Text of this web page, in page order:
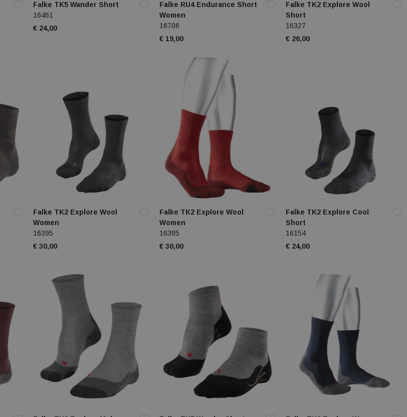
Falke TK5 Wander Short
16461
€ 24,00
Falke RU4 Endurance Short
Women
16706
€ 19,00
Falke TK2 Explore Wool
Short
16327
€ 26,00
Falke TK2 Explore Wool
Women
16395
€ 30,00
Falke TK2 Explore Wool
Women
16395
€ 30,00
Falke TK2 Explore Cool
Short
16154
€ 24,00